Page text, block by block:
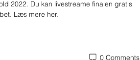
2022. Du kan livestreame finalen gratis
Læs mere her.
0 Comments